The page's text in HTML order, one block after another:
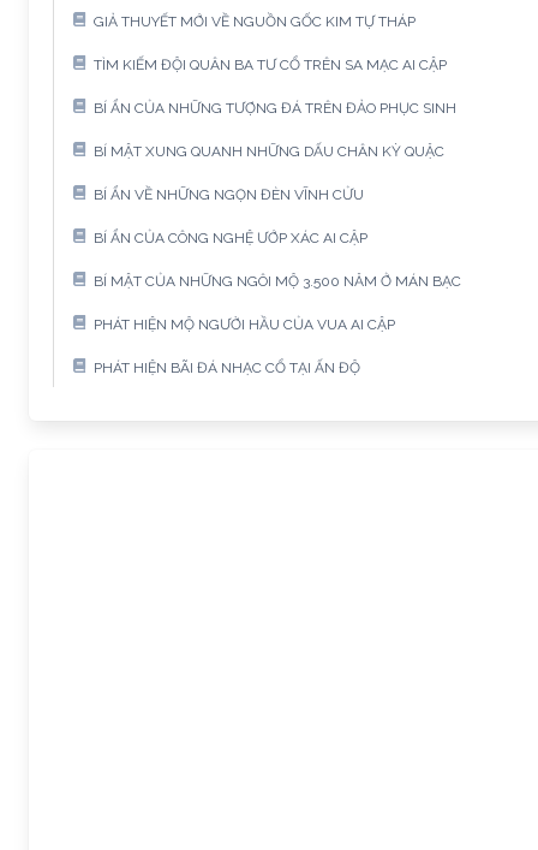
GIẢ THUYẾT MỚI VỀ NGUỒN GỐC KIM TỰ THÁP
TÌM KIẾM ĐỘI QUÂN BA TƯ CỔ TRÊN SA MẠC AI CẬP
BÍ ẨN CỦA NHỮNG TƯỢNG ĐÁ TRÊN ĐẢO PHỤC SINH
BÍ MẬT XUNG QUANH NHỮNG DẤU CHÂN KỲ QUẶC
BÍ ẨN VỀ NHỮNG NGỌN ĐÈN VĨNH CỬU
BÍ ẨN CỦA CÔNG NGHỆ ƯỚP XÁC AI CẬP
BÍ MẬT CỦA NHỮNG NGÔI MỘ 3.500 NĂM Ở MÁN BẠC
PHÁT HIỆN MỘ NGƯỜI HẦU CỦA VUA AI CẬP
PHÁT HIỆN BÃI ĐÁ NHẠC CỔ TẠI ẤN ĐỘ